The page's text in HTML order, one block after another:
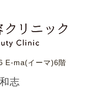
E-ma(イーマ)6階
志